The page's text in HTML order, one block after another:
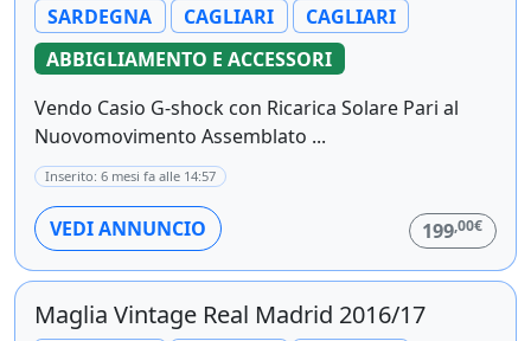
SARDEGNA CAGLIARI
CAGLIARI
ABBIGLIAMENTO E ACCESSORI
Vendo Casio G-shock con Ricarica Solare Pari al
Nuovomovimento Assemblato ...
Inserito: 6 mesi fa alle 14:57
VEDI ANNUNCIO 199,00€
Maglia Vintage Real Madrid 2016/17